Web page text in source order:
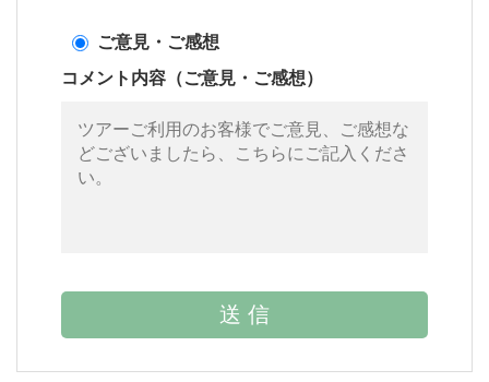
ご意見・ご感想
コメント内容（ご意見・ご感想）